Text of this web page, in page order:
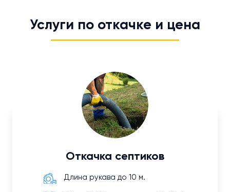
Услуги по откачке и цена
Откачка септиков
Длина рукава до 10 м.